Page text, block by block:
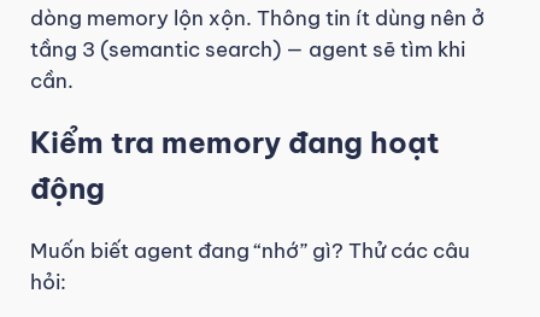
dòng memory lộn xộn. Thông tin ít dùng nên ở
tầng 3 (semantic search) — agent sẽ tìm khi
cần.
Kiểm tra memory đang hoạt
động
Muốn biết agent đang “nhớ” gì? Thử các câu
hỏi: